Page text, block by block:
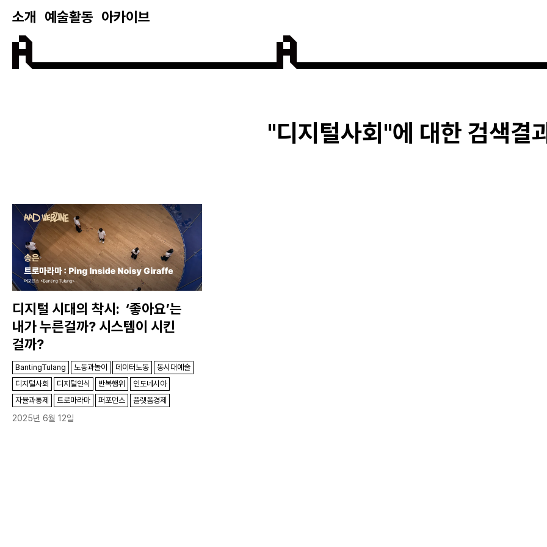
소개 예술활동 아카이브
디지털사회
디지털 시대의 착시: ‘좋아요’는
내가 누른걸까? 시스템이 시킨
걸까?
2025년 6월 12일
BantingTulang 노동과놀이 데이터노동
동시대예술
디지털사회
디지털인식 반복행위
인도네시아
자율과통제
트로마라마 퍼포먼스 플랫폼경제